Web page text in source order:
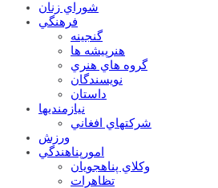
شوراي زنان
فرهنگي
گنجينه
هنرپيشه ها
گروه هاي هنري
نويسندگان
داستان
نيازمنديها
شرکتهاي افغاني
ورزش
امورپناهندگي
وکلاي پناهجويان
تظاهرات